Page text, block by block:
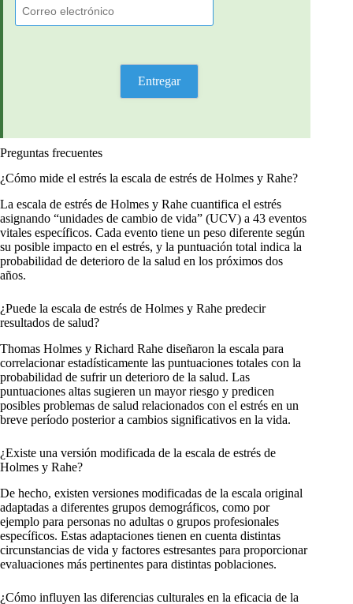
Preguntas frecuentes
¿Cómo mide el estrés la escala de estrés de Holmes y Rahe?
La escala de estrés de Holmes y Rahe cuantifica el estrés
asignando “unidades de cambio de vida” (UCV) a 43 eventos
vitales específicos. Cada evento tiene un peso diferente según
su posible impacto en el estrés, y la puntuación total indica la
probabilidad de deterioro de la salud en los próximos dos
años.
¿Puede la escala de estrés de Holmes y Rahe predecir
resultados de salud?
Thomas Holmes y Richard Rahe diseñaron la escala para
correlacionar estadísticamente las puntuaciones totales con la
probabilidad de sufrir un deterioro de la salud. Las
puntuaciones altas sugieren un mayor riesgo y predicen
posibles problemas de salud relacionados con el estrés en un
breve período posterior a cambios significativos en la vida.
¿Existe una versión modificada de la escala de estrés de
Holmes y Rahe?
De hecho, existen versiones modificadas de la escala original
adaptadas a diferentes grupos demográficos, como por
ejemplo para personas no adultas o grupos profesionales
específicos. Estas adaptaciones tienen en cuenta distintas
circunstancias de vida y factores estresantes para proporcionar
evaluaciones más pertinentes para distintas poblaciones.
¿Cómo influyen las diferencias culturales en la eficacia de la